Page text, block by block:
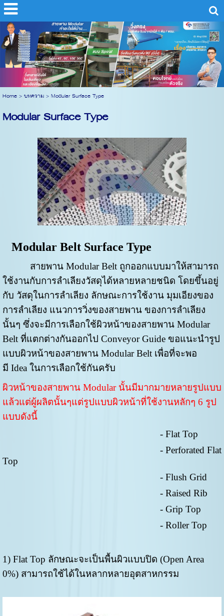
Home> บทความ> Modular Surface Type
Modular Surface Type
Modular Belt Surface Type
สายพาน Modular Belt ถูกออกแบบมาให้สามารถ
ใช้งานกับการลำเลียงวัสดุได้หลายหลายชนิด โดยขึ้นอยู่
กับ วัสดุในการลำเลียง ลักษณะการใช้งาน มุมเอียงของ
การลำเลียง แนวการวิ่งของสายพาน ของการลำเลียง
นั้นๆ ซึ่งจะมีการเลือกใช้ผิวหน้าของสายพาน Modular
Belt ที่แตกต่างกันออกไป Conveyor Guide ขอแนะนำรูป
แบบผิวหน้าของสายพาน Modular Belt เพื่อที่จะพอ
มี Idea ในการเลือกใช้กันครับ
ผิวหน้าของสายพาน Modular นั้นมีมากมายหลายรูปแบบ
แล้วแต่ผู้ผลิตนั้นๆแต่รูปแบบผิวหน้าที่ใช้งานหลักๆ 6 รูป
แบบดังนี้
- Flat Top
- Perforated Flat
Top
- Flush Grid
- Raised Rib
- Grip Top
- Roller Top
1) Flat Top ลักษณะจะเป็นพื้นผิวแบบปิด (Open Area
0%) สามารถใช้ได้ในหลากหลายอุตสาหกรรม